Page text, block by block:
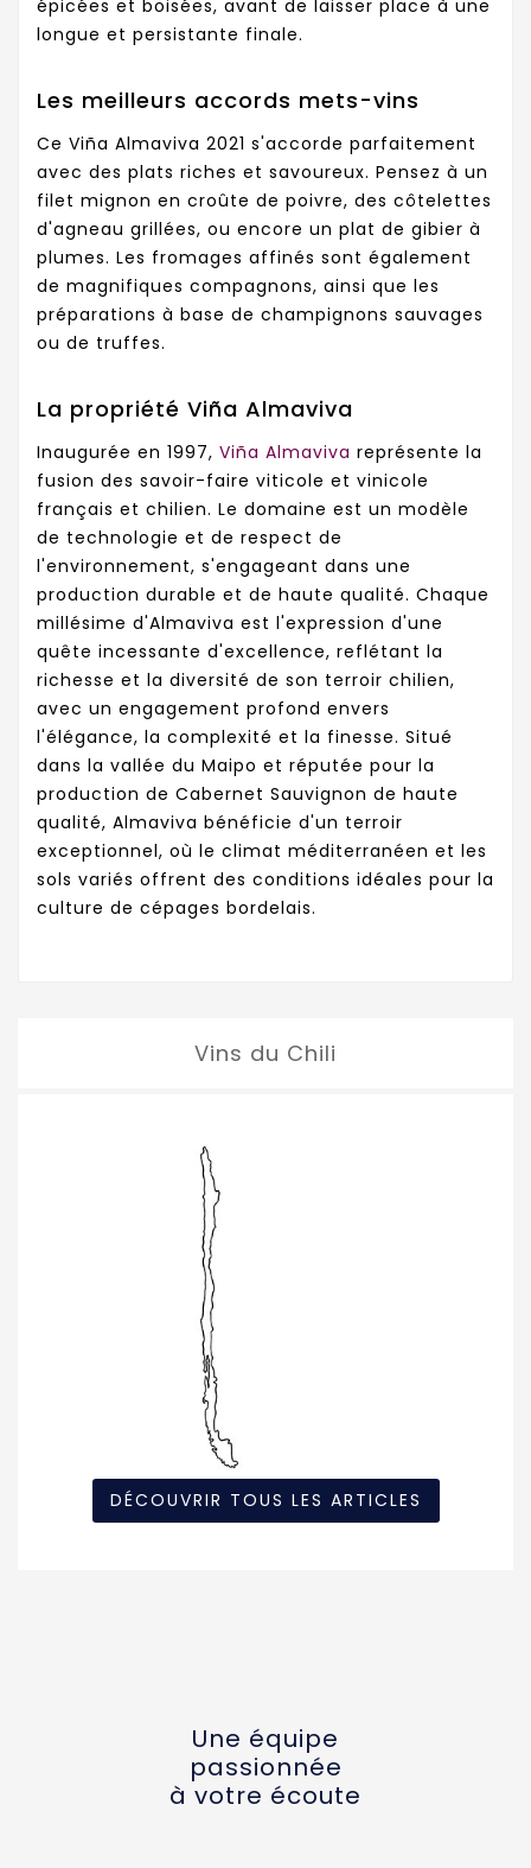
épicées et boisées, avant de laisser place à une
longue et persistante finale.
Les meilleurs accords mets-vins
Ce Viña Almaviva 2021 s'accorde parfaitement
avec des plats riches et savoureux. Pensez à un
filet mignon en croûte de poivre, des côtelettes
d'agneau grillées, ou encore un plat de gibier à
plumes. Les fromages affinés sont également
de magnifiques compagnons, ainsi que les
préparations à base de champignons sauvages
ou de truffes.
La propriété Viña Almaviva
Inaugurée en 1997, Viña Almaviva représente la
fusion des savoir-faire viticole et vinicole
français et chilien. Le domaine est un modèle
de technologie et de respect de
l'environnement, s'engageant dans une
production durable et de haute qualité. Chaque
millésime d'Almaviva est l'expression d'une
quête incessante d'excellence, reflétant la
richesse et la diversité de son terroir chilien,
avec un engagement profond envers
l'élégance, la complexité et la finesse. Situé
dans la vallée du Maipo et réputée pour la
production de Cabernet Sauvignon de haute
qualité, Almaviva bénéficie d'un terroir
exceptionnel, où le climat méditerranéen et les
sols variés offrent des conditions idéales pour la
culture de cépages bordelais.
Vins du Chili
DÉCOUVRIR TOUS LES ARTICLES
Une équipe
passionnée
à votre écoute